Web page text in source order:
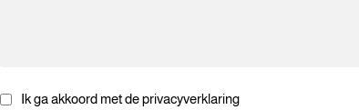
Ik ga akkoord met de privacyverklaring